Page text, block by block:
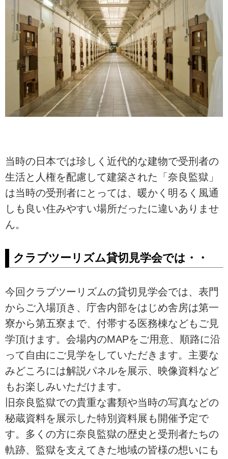
当時の日本では珍しく近代的な建物で受刑者の
生活と人権を配慮して建築された「奈良監獄」
は当時の受刑者にとっては、暖かく明るく風通
しも良い住みやすい場所だったに違いありませ
ん。
クラブツーリズム貸切見学会では・・
今回クラブツーリズムの貸切見学会では、表門
からご入場頂き、庁舎内部をはじめ舎房は第一
寮から第五寮まで、付帯する医務棟などもご見
学頂けます。会場内のMAPをご用意、順路に沿
って自由にご見学をしていただきます。主要な
みどころには解説パネルを展示、映像資料など
もお楽しみいただけます。
旧奈良監獄での貴重な書類や当時の写真などの
秘蔵資料を展示した特別資料展も開催予定で
す。多くの方に奈良監獄の歴史と受刑者たちの
軌跡、監獄を支えてきた地域の皆様の想いにも